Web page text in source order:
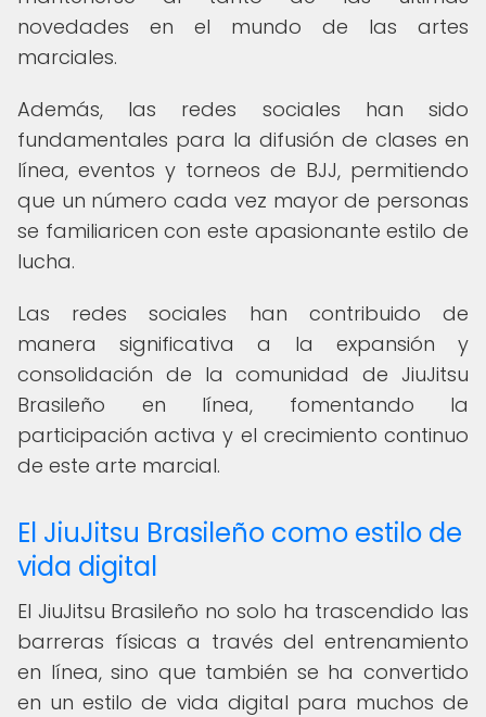
novedades en el mundo de las artes
marciales.
Además, las redes sociales han sido
fundamentales para la difusión de clases en
línea, eventos y torneos de BJJ, permitiendo
que un número cada vez mayor de personas
se familiaricen con este apasionante estilo de
lucha.
Las redes sociales han contribuido de
manera significativa a la expansión y
consolidación de la comunidad de JiuJitsu
Brasileño en línea, fomentando la
participación activa y el crecimiento continuo
de este arte marcial.
El JiuJitsu Brasileño como estilo de
vida digital
El JiuJitsu Brasileño no solo ha trascendido las
barreras físicas a través del entrenamiento
en línea, sino que también se ha convertido
en un estilo de vida digital para muchos de